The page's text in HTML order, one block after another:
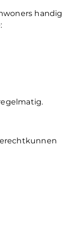
handig